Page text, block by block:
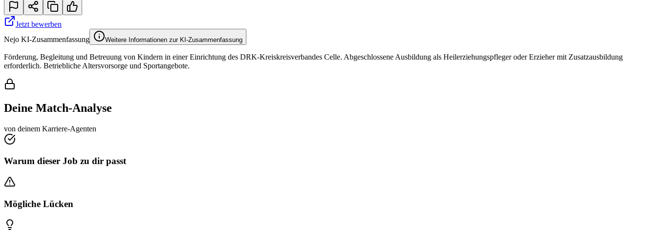
Jetzt bewerben
Nejo KI-Zusammenfassung
Weitere Informationen zur KI-Zusammenfassung
Förderung, Begleitung und Betreuung von Kindern in einer Einrichtung des DRK-Kreiskreisverbandes Celle. Abgeschlossene Ausbildung als Heilerziehungspfleger oder Erzieher mit Zusatzausbildung
erforderlich. Betriebliche Altersvorsorge und Sportangebote.
Deine Match-Analyse
von deinem Karriere-Agenten
Warum dieser Job zu dir passt
Mögliche Lücken